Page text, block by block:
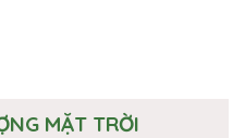
MẶT TRỜI